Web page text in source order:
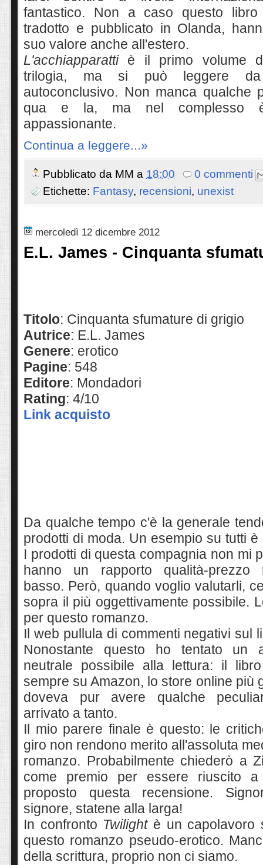
fantastico. Non a caso questo
tradotto e pubblicato in Olanda, h
suo valore anche all'estero.
L'acchiapparattiè il primo volume
trilogia, ma si può leggere
autoconclusivo. Non manca qualche
qua e la, ma nel complesso
appassionante.
Continua a leggere...»
Pubblicato da MM a 18:00
0 commenti
Etichette: Fantasy, recensioni, unexist
mercoledì 12 dicembre 2012
E.L. James - Cinquanta
Titolo: Cinquanta sfumature di grigio
Autrice: E.L. James
Genere: erotico
Pagine: 548
Editore: Mondadori
Rating: 4/10
Link acquisto
Da qualche tempo c'è la generale
prodotti di moda. Un esempio su tutti è
I prodotti di questa compagnia non mi
hanno un rapporto qualità-prezzo
basso. Però, quando voglio valutarli,
sopra il più oggettivamente possibile.
per questo romanzo.
Il web pullula di commenti negativi sul
Nonostante questo ho tentato un
neutrale possibile alla lettura: il
sempre su Amazon, lo store online più
doveva pur avere qualche
arrivato a tanto.
Il mio parere finale è questo: le
giro non rendono merito all'assoluta
romanzo. Probabilmente chiederò a
come premio per essere riuscito
proposto questa recensione.
signore, statene alla larga!
In confronto Twilightè un capolavoro
questo romanzo pseudo-erotico.
della scrittura, proprio non ci siamo.